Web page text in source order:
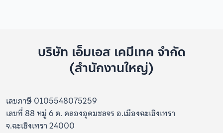
บริษัท เอ็มเอส เคมีเทค จำกัด
(สำนักงานใหญ่)
เลขภาษี 0105548075259
เลขที่ 88 หมู่ 6 ต. คลองอุดมชลจร อ.เมืองฉะเชิงเทรา
จ.ฉะเชิงเทรา 24000